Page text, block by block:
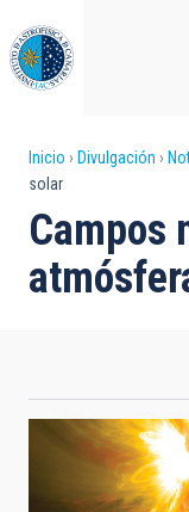
al
contenido
principal
enlaces
de
ayuda
navegación
Inicio Divulgación
solar
Campos